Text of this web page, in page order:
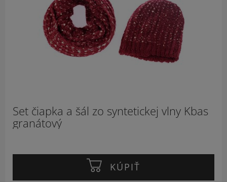
Set čiapka a šál zo syntetickej vlny Kbas
granátový
KÚPIŤ